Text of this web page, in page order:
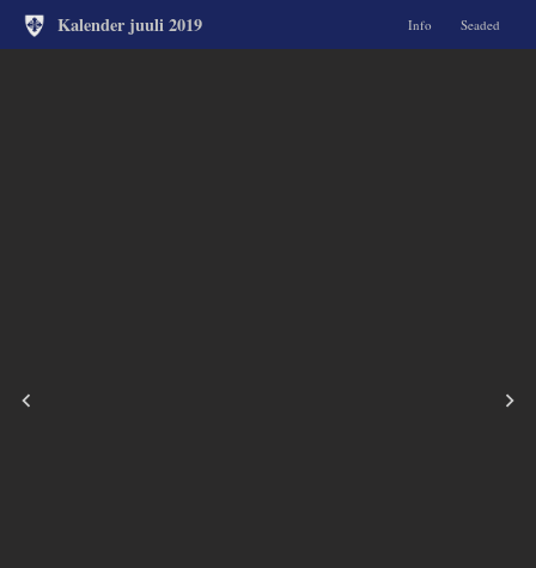
Kalender juuli 2019 Info Seaded